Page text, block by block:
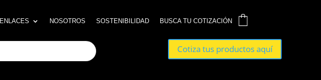
ENLACES NOSOTROS SOSTENIBILIDAD BUSCA TU COTIZACIÓN
Cotiza tus productos aquí
ENLACES NOSOTROS SOSTENIBILIDAD BUSCA TU COTIZACIÓN
Cotiza tus productos aquí